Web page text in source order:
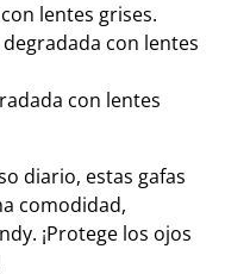
lentes grises.
con lentes
con lentes
diario, estas gafas
comodidad,
¡Protege los ojos